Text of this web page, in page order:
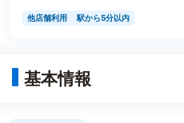
他店舗利用 駅から5分以内
基本情報